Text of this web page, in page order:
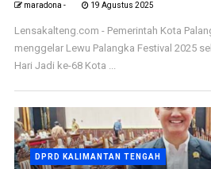
maradona - 19 Agustus 2025
Lensakalteng.com - Pemerintah Kota
menggelar Lewu Palangka Festival 2025
Hari Jadi ke-68 Kota ...
DPRD KALIMANTAN TENGAH